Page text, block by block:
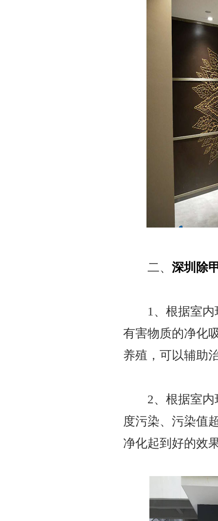
二、 深圳除
1、根据室内环
有害物质的净化
养殖，可以辅助
2、根据室内环
度污染、污染值
净化起到好的效